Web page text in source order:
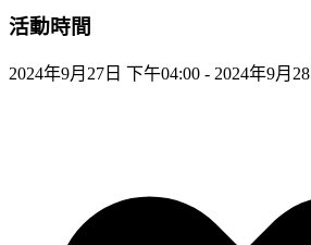
活動時間
2024年9月27日 下午04:00 - 2024年9月